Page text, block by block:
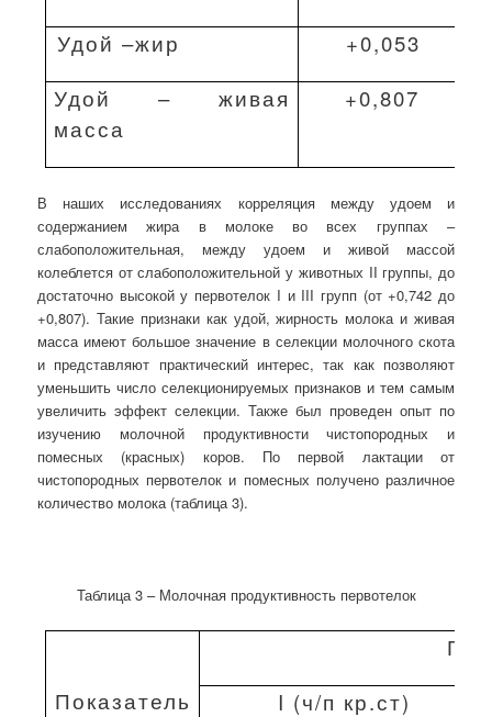
Удой –жир
+0,053
Удой – живая
масса
+0,807
В наших исследованиях корреляция между удоем и
содержанием жира в молоке во всех группах –
слабоположительная, между удоем и живой массой
колеблется от слабоположительной у животных II группы, до
достаточно высокой у первотелок I и III групп (от +0,742 до
+0,807). Такие признаки как удой, жирность молока и живая
масса имеют большое значение в селекции молочного скота
и представляют практический интерес, так как позволяют
уменьшить число селекционируемых признаков и тем самым
увеличить эффект селекции. Также был проведен опыт по
изучению молочной продуктивности чистопородных и
помесных (красных) коров. По первой лактации от
чистопородных первотелок и помесных получено различное
количество молока (таблица 3).
Таблица 3 – Молочная продуктивность первотелок
Показатель
I (ч/п кр.ст)